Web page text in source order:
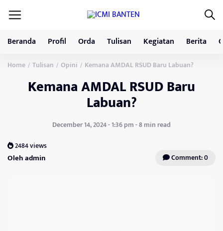
Beranda Profil Orda Tulisan Kegiatan Berita
Home / Tulisan / Opini / Kemana AMDAL RSUD Baru Labuan?
Kemana AMDAL RSUD Baru
Labuan?
December 14, 2024 - 1:36 pm - 8 min read
2484 views
Oleh admin Comment: 0